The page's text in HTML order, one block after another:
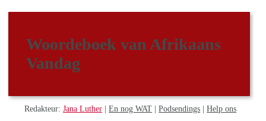
Woordeboek van Afrikaans
Vandag
Redakteur:Jana Luther |En nog WAT |Podsendings |Help ons